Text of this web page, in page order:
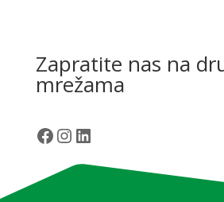
Zapratite nas na
mrežama
Facebook
Instagram
LinkedIn